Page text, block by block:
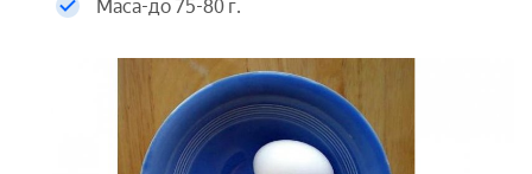
Маса-до 75-80 г.